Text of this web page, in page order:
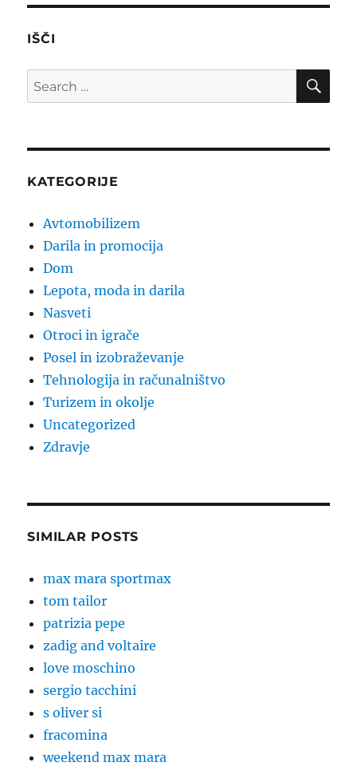
IŠČI
Search
for:
KATEGORIJE
Avtomobilizem
Darila in promocija
Dom
Lepota, moda in darila
Nasveti
Otroci in igrače
Posel in izobraževanje
Tehnologija in računalništvo
Turizem in okolje
Uncategorized
Zdravje
SIMILAR POSTS
max mara sportmax
tom tailor
patrizia pepe
zadig and voltaire
love moschino
sergio tacchini
s oliver si
fracomina
weekend max mara